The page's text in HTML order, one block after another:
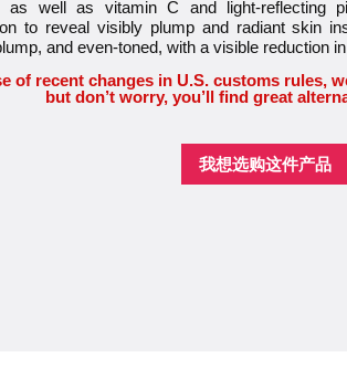
as well as vitamin C and light-reflecting
to reveal visibly plump and radiant skin
and even-toned, with a visible reduction
of recent changes in U.S. customs rules,
but don’t worry, you’ll find great
我想选购这件产品